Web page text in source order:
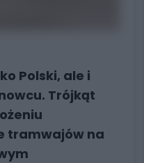
Polski, ale i
Trójkąt
tramwajów na